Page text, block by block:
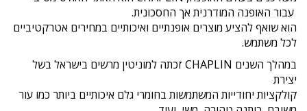
עבור האופנה המודרנית אך החסכונית.
הוא שואף להציע מוצרים אופנתיים ואיכותיים במחירים אטרקטיביים
לכל משתמש.
במהלך השנים CHAPLIN זכתה למוניטין מרשים בישראל בשל
יצירת
קולקציות יחודייות המשתמשות בחומרי גלם איכותיים ביותר כמו עור